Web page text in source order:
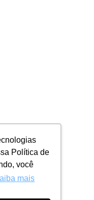
Política de
você
mais